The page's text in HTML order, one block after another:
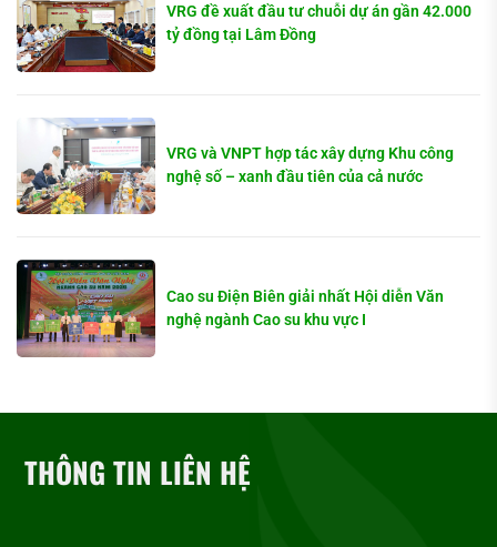
VRG đề xuất đầu tư chuỗi dự án gần 42.000
tỷ đồng tại Lâm Đồng
VRG và VNPT hợp tác xây dựng Khu công
nghệ số – xanh đầu tiên của cả nước
Cao su Điện Biên giải nhất Hội diễn Văn
nghệ ngành Cao su khu vực I
THÔNG TIN LIÊN HỆ